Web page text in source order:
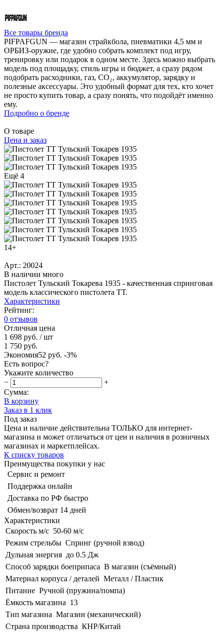
Все товары бренда
PIFPAFGUN — магазин страйкбола, пневматики 4,5 мм и
ОРБИЗ-оружие, где удобно собрать комплект под игру,
тренировку или подарок в одном месте. Здесь можно выбрать
модель под площадку, стиль игры и бюджет, а сразу рядом
подобрать расходники, газ, CO₂, аккумулятор, зарядку и
полезные аксессуары. Это удобный формат для тех, кто хочет
не просто купить товар, а сразу понять, что подойдёт именно
ему.
Подробно о бренде
О товаре
Цена и заказ
Ещё 4
14+
Арт.: 20024
В наличии много
Пистолет Тульский Токарева 1935 - качественная спринговая
модель классического пистолета ТТ.
Характеристики
Рейтинг:
0 отзывов
Отличная цена
1 698 руб. / шт
1 750 руб.
Экономия52 руб. -3%
Есть вопрос?
Укажите количество
−
+
Сумма:
В корзину
Заказ в 1 клик
Под заказ
Цена и наличие действительна ТОЛЬКО для интернет-
магазина и может отличаться от цен и наличия в розничных
магазинах и маркетплейсах.
К списку товаров
Преимущества покупки у нас
Сервис и ремонт
Поддержка онлайн
Доставка по РФ быстро
Обмен/возврат 14 дней
Характеристики
Скорость м/с 50-60 м/с
Режим стрельбы Спринг (ручной взвод)
Дульная энергия до 0.5 Дж
Способ зарядки боеприпаса В магазин (съёмный)
Материал корпуса / деталей Металл / Пластик
Питание Ручной (пружина/помпа)
Ёмкость магазина 13
Тип магазина Магазин (механический)
Страна производства КНР/Китай